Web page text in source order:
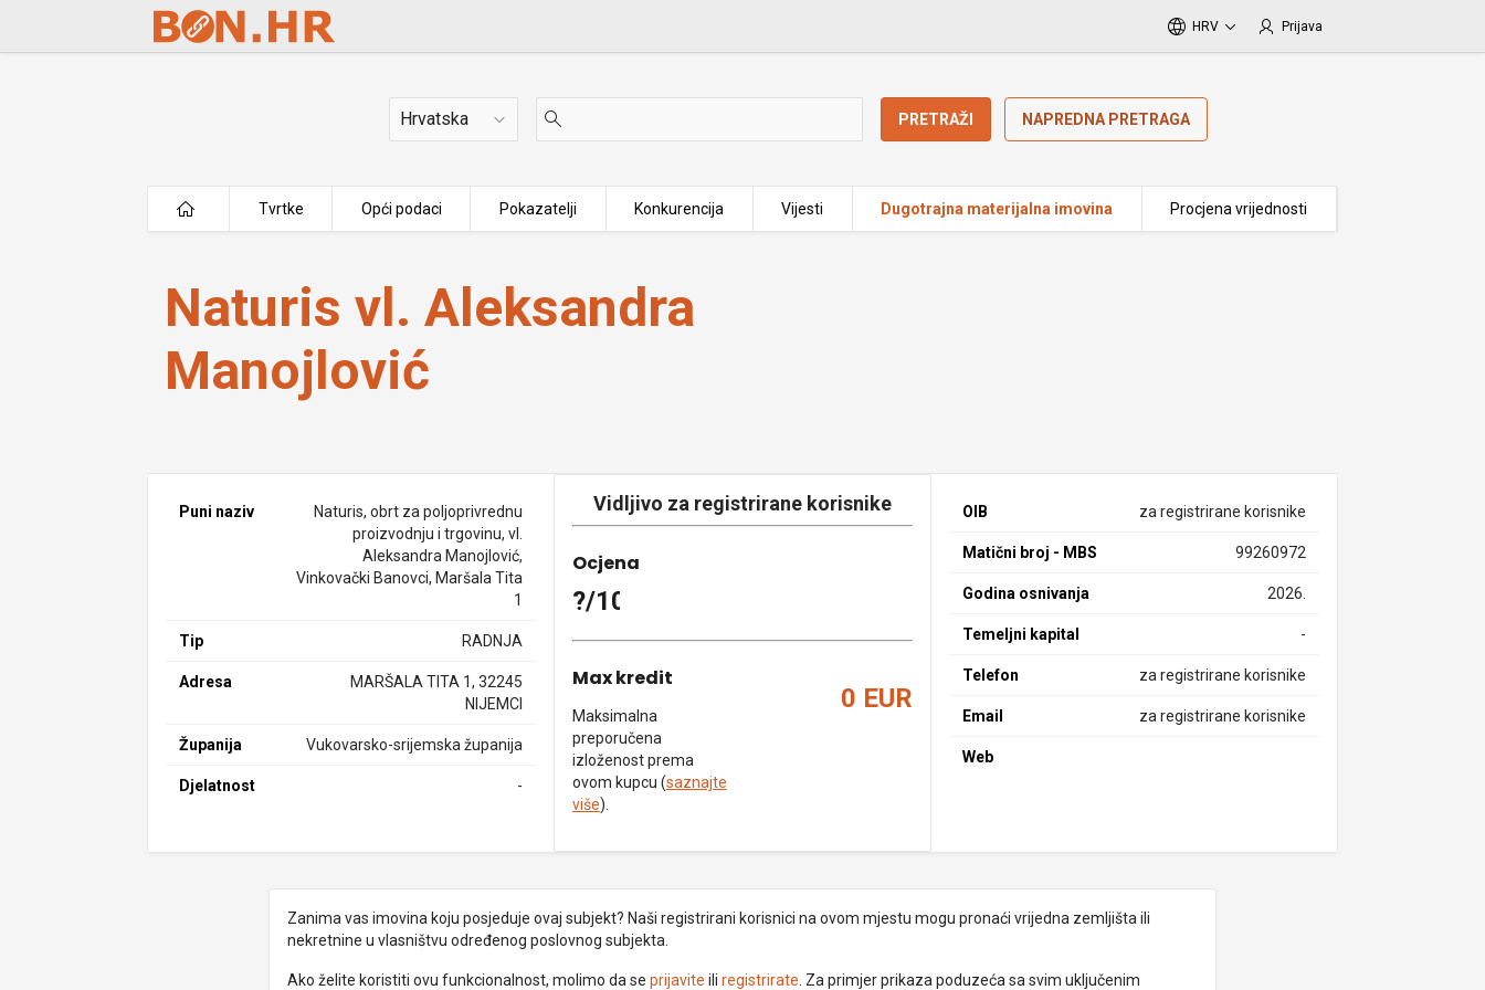
Skip to Main Content
HRV Prijava
Država PRETRAŽI NAPREDNA PRETRAGA
Tvrtke Opći podaci Pokazatelji Konkurencija Vijesti Dugotrajna materijalna imovina Procjena vrijednosti
Naturis vl. Aleksandra Manojlović
Naturis vl. Aleksandra
Manojlović
Puni naziv
Naturis, obrt za poljoprivrednu
proizvodnju i trgovinu, vl.
Aleksandra Manojlović,
Vinkovački Banovci, Maršala Tita
1
Tip RADNJA
Adresa
MARŠALA TITA 1, 32245
NIJEMCI
Županija Vukovarsko-srijemska županija
Djelatnost -
Vidljivo za registrirane korisnike
Ocjena
?/10
Max kredit
Maksimalna
preporučena
izloženost prema
ovom kupcu (saznajte
više).
0 EUR
OIB za registrirane korisnike
Matični broj - MBS 99260972
Godina osnivanja 2026.
Temeljni kapital -
Telefon za registrirane korisnike
Email za registrirane korisnike
Web
Zanima vas imovina koju posjeduje ovaj subjekt? Naši registrirani korisnici na ovom mjestu mogu pronaći vrijedna zemljišta ili
nekretnine u vlasništvu određenog poslovnog subjekta.
Ako želite koristiti ovu funkcionalnost, molimo da se prijavite ili registrirate . Za primjer prikaza poduzeća sa svim uključenim